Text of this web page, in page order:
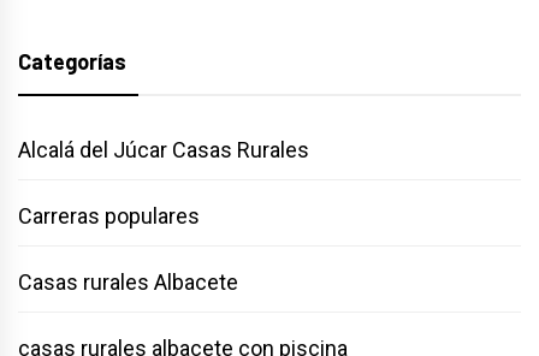
Categorías
Alcalá del Júcar Casas Rurales
Carreras populares
Casas rurales Albacete
casas rurales albacete con piscina